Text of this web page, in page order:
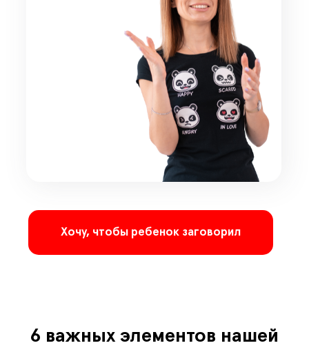
Хочу, чтобы ребенок заговорил
6 важных элементов нашей